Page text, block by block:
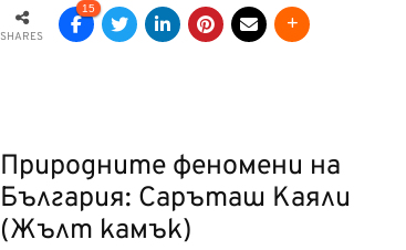
SHARES
15
Природните феномени на
България: Саръташ Каяли
(Жълт камък)